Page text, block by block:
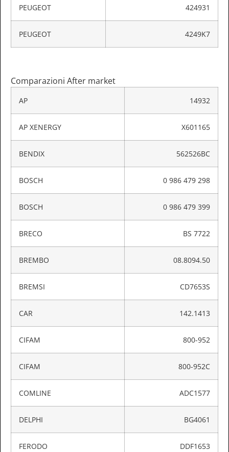
PEUGEOT 424931
PEUGEOT 4249K7
Comparazioni After market
AP 14932
AP XENERGY X601165
BENDIX 562526BC
BOSCH 0 986 479 298
BOSCH 0 986 479 399
BRECO BS 7722
BREMBO 08.8094.50
BREMSI CD7653S
CAR 142.1413
CIFAM 800-952
CIFAM 800-952C
COMLINE ADC1577
DELPHI BG4061
FERODO DDF1653